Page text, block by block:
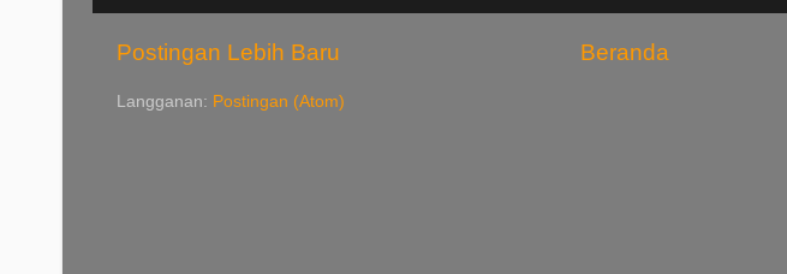
Postingan Lebih Baru Beranda
Langganan: Postingan (Atom)